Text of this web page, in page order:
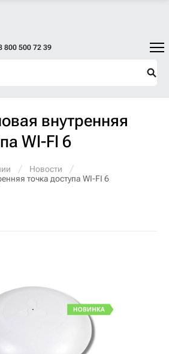
800 500 72 39
внутренняя
WI-FI 6
Новости
точка доступа WI-FI 6